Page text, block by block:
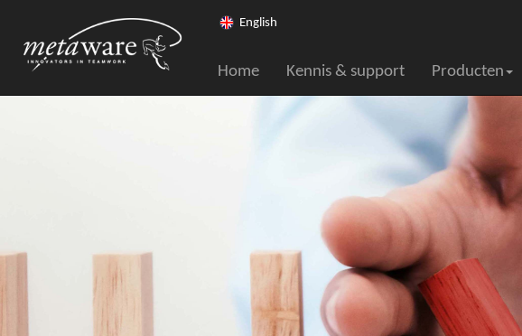
English
Home Kennis & support Producten